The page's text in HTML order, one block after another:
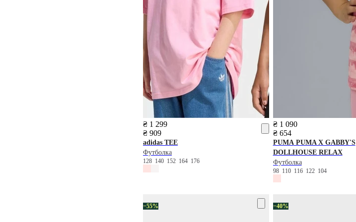
₴ 1 299
₴ 909
adidas TEE
Футболка
128 140 152 164 176
₴ 1 090
₴ 654
PUMA PUMA X GABBY'S
DOLLHOUSE RELAX
Футболка
98 110 116 122 104
−55% −40%